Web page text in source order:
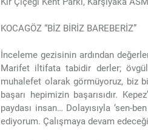
KOCAGÖZ “BİZ BİRİZ BAREBERİZ”
İnceleme gezisinin ardından
Marifet iltifata tabidir derler;
muhalefet olarak görmüyoruz, biz
başarı hepimizin başarısıdır.
paydası insan… Dolayısıyla ‘sen-
ediyorum. Çalışmaya devam